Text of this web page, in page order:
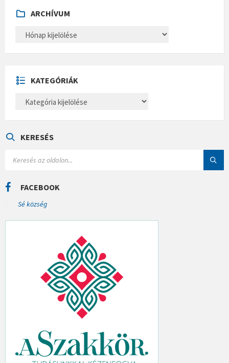
ARCHÍVUM
H
U
M
KATEGÓRIÁK
E
Á
KERESÉS
C
H
FACEBOOK
Sé község